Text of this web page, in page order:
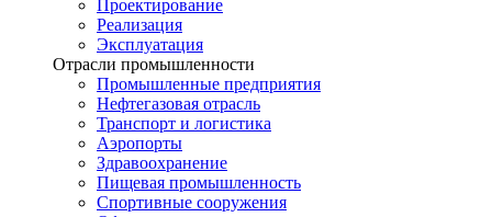
Проектирование
Реализация
Эксплуатация
Отрасли промышленности
Промышленные предприятия
Нефтегазовая отрасль
Транспорт и логистика
Аэропорты
Здравоохранение
Пищевая промышленность
Спортивные сооружения